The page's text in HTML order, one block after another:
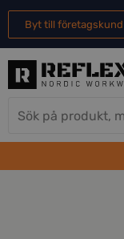
Byt till företagskund